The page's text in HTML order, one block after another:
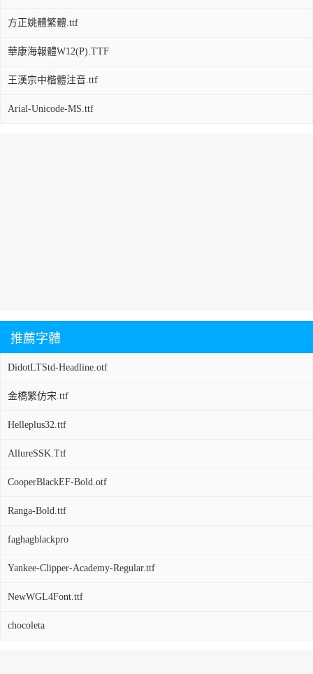
方正姚體繁體.ttf
華康海報體W12(P).TTF
王漢宗中楷體注音.ttf
Arial-Unicode-MS.ttf
推薦字體
DidotLTStd-Headline.otf
金橋繁仿宋.ttf
Helleplus32.ttf
AllureSSK.Ttf
CooperBlackEF-Bold.otf
Ranga-Bold.ttf
faghagblackpro
Yankee-Clipper-Academy-Regular.ttf
NewWGL4Font.ttf
chocoleta